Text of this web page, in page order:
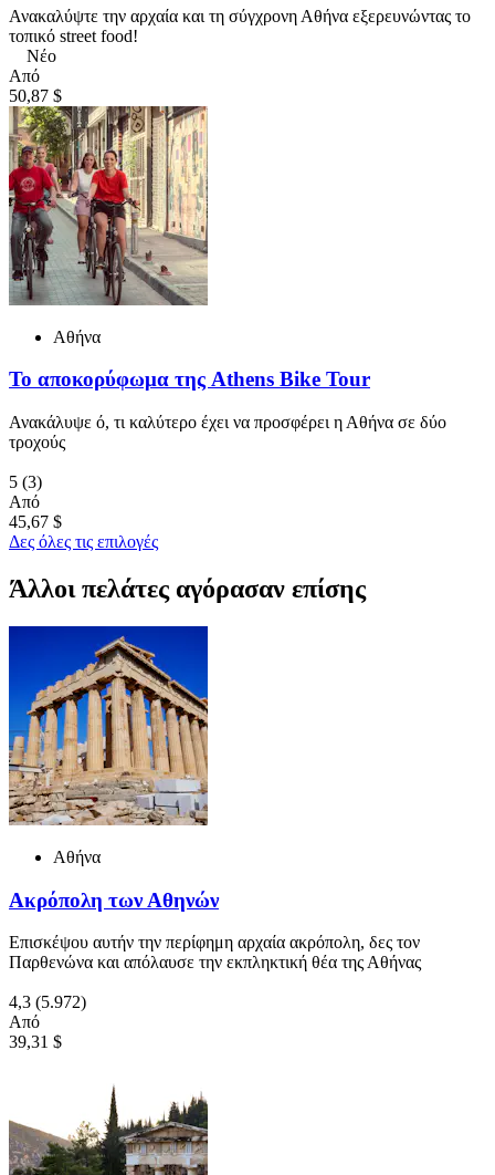
Ανακαλύψτε την αρχαία και τη σύγχρονη Αθήνα εξερευνώντας το
τοπικό street food!
Νέο
Από
50,87 $
Αθήνα
Το αποκορύφωμα της Athens Bike Tour
Ανακάλυψε ό, τι καλύτερο έχει να προσφέρει η Αθήνα σε δύο
τροχούς
5 (3)
Από
45,67 $
Δες όλες τις επιλογές
Άλλοι πελάτες αγόρασαν επίσης
Αθήνα
Ακρόπολη των Αθηνών
Επισκέψου αυτήν την περίφημη αρχαία ακρόπολη, δες τον
Παρθενώνα και απόλαυσε την εκπληκτική θέα της Αθήνας
4,3 (5.972)
Από
39,31 $